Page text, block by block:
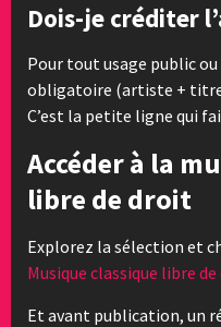
Dois-je créditer
Pour tout usage public
obligatoire (artiste + titre
C’est la petite ligne qui
Accéder à la
libre de droit
Explorez la sélection et
Musique classique libre
Et avant publication, un